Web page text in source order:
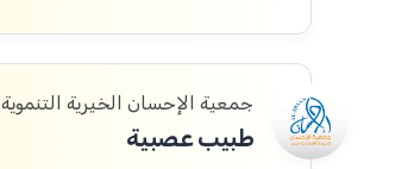
جمعية الإحسان الخيرية التنموية
طبيب عصبية